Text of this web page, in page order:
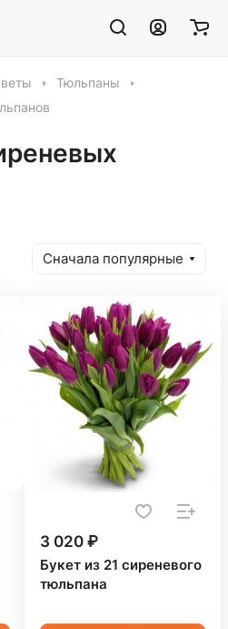
Тюльпаны
Сначала популярные
3 020 ₽
Букет из 21 сиреневого
тюльпана